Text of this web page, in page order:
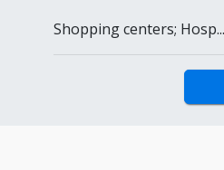
Shopping centers; Hosp...